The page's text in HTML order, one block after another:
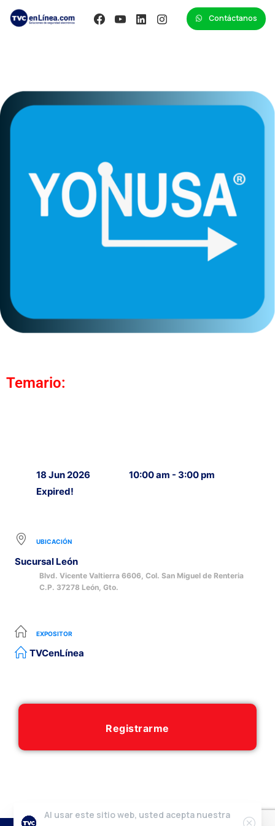
Contáctanos
Temario:
18 Jun 2026
Expired!
10:00 am - 3:00 pm
UBICACIÓN
Sucursal León
Blvd. Vicente Valtierra 6606, Col. San Miguel de Renteria
C.P. 37278 León, Gto.
EXPOSITOR
TVCenLínea
Registrarme
Al usar este sitio web, usted acepta nuestra